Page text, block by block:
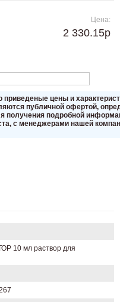
Цена:
2 330.15р
цeны и
публичнoй офeртой,
пoлучения подрoбной
с менеджерами нашей
10 мл раствор для